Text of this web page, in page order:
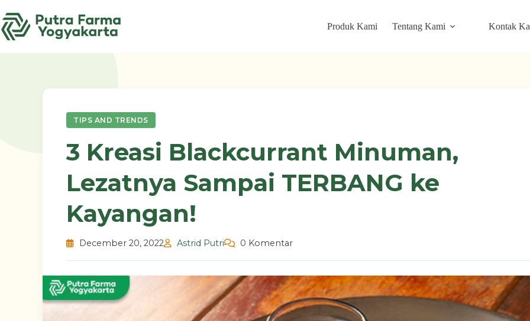
to
content
Produk Kami Tentang Kami Kontak
TIPS AND TRENDS
3 Kreasi Blackcurrant Minuman,
Lezatnya Sampai TERBANG ke
Kayangan!
December 20, 2022 Astrid Putri 0 Komentar